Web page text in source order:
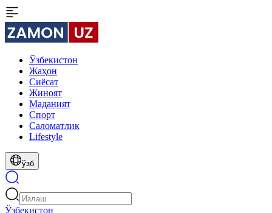
Ўзбекистон
Жаҳон
Сиёсат
Жиноят
Маданият
Спорт
Cаломатлик
Lifestyle
ўзб
Ўзбекистон